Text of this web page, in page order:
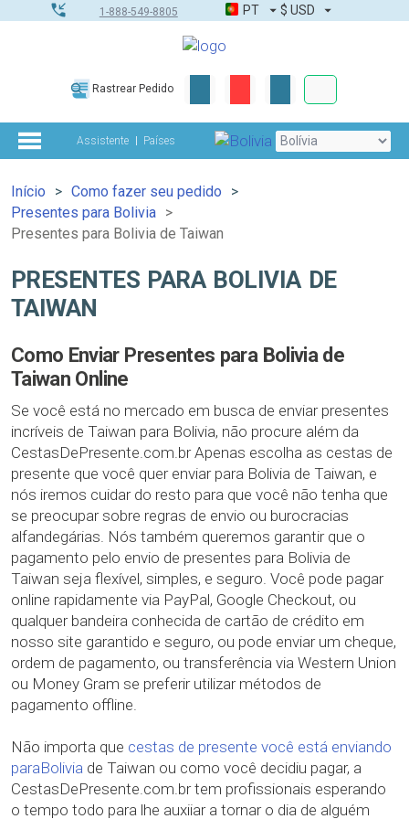
1-888-549-8805 PT $ USD
Rastrear Pedido
Assistente Países
Início
Como fazer seu pedido
Presentes para Bolivia
Presentes para Bolivia de Taiwan
PRESENTES PARA BOLIVIA DE
TAIWAN
Como Enviar Presentes para Bolivia de
Taiwan Online
Se você está no mercado em busca de enviar presentes
incríveis de Taiwan para Bolivia, não procure além da
CestasDePresente.com.br Apenas escolha as cestas de
presente que você quer enviar para Bolivia de Taiwan, e
nós iremos cuidar do resto para que você não tenha que
se preocupar sobre regras de envio ou burocracias
alfandegárias. Nós também queremos garantir que o
pagamento pelo envio de presentes para Bolivia de
Taiwan seja flexível, simples, e seguro. Você pode pagar
online rapidamente via PayPal, Google Checkout, ou
qualquer bandeira conhecida de cartão de crédito em
nosso site garantido e seguro, ou pode enviar um cheque,
ordem de pagamento, ou transferência via Western Union
ou Money Gram se preferir utilizar métodos de
pagamento offline.
Não importa que cestas de presente você está enviando
paraBolivia de Taiwan ou como você decidiu pagar, a
CestasDePresente.com.br tem profissionais esperando
o tempo todo para lhe auxiiar a tornar o dia de alguém